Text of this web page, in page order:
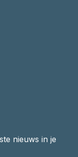
nieuws in je